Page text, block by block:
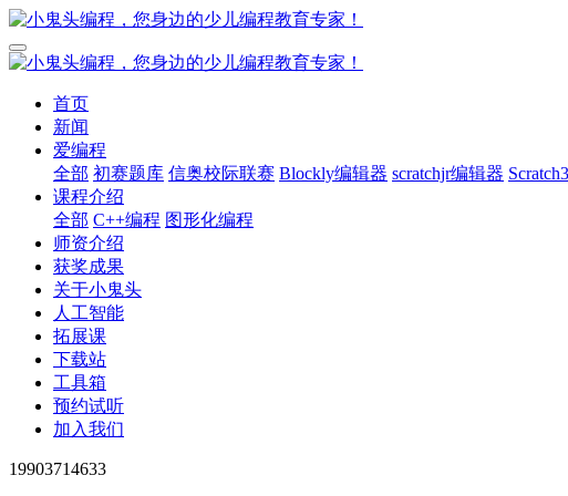
首页
新闻
爱编程
全部 初赛题库 信奥校际联赛 Blockly编辑器 scratchjr编辑器
课程介绍
全部 C++编程 图形化编程
师资介绍
获奖成果
关于小鬼头
人工智能
拓展课
下载站
工具箱
预约试听
加入我们
19903714633